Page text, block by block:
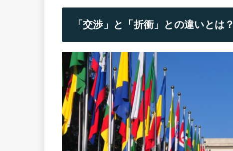
「交渉」と「折衝」との違いとは？